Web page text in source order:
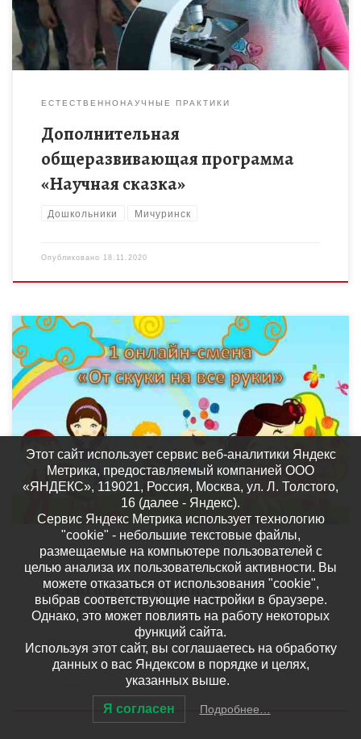
ЕСТЕСТВЕННОНАУЧНЫЕ ПРАКТИКИ
Дополнительная
общеразвивающая программа
«Научная сказка»
Дошкольники Мичуринск
Опубликовано 18.11.2020
1 июня состоялось открытие первой онлайн-смены лагеря
дневного пребывания «Непоседы». Каждый день ребят ждут
новые знакомства, эмоции и креатив. А также они смогут
МУНИЦИПАЛИТЕТЫ НОВОСТИ
Зажигают мичуринские
«Непоседы»
03.06.2020
Этот сайт использует сервис веб-аналитики Яндекс
Метрика, предоставляемый компанией ООО
«ЯНДЕКС», 119021, Россия, Москва, ул. Л. Толстого,
16 (далее - Яндекс).
Сервис Яндекс Метрика использует технологию
"cookie" - небольшие текстовые файлы,
размещаемые на компьютере пользователей с
целью анализа их пользовательской активности. Вы
можете отказаться от использования "cookie",
выбрав соответствующие настройки в браузере.
Однако, это может повлиять на работу некоторых
функций сайта.
Используя этот сайт, вы соглашаетесь на обработку
данных о вас Яндексом в порядке и целях,
указанных выше.
Я согласен Подробнее…